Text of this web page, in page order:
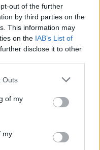
out of the further
by third parties on the
This information may
on the IAB’s List of
disclose it to other
Outs
of my
my
και έκανε